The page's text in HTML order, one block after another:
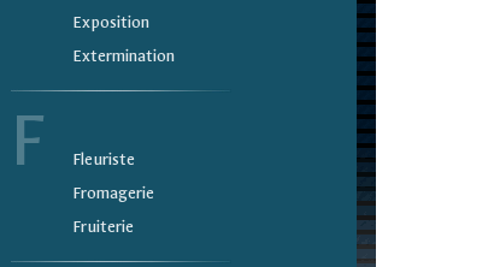
Exposition
Extermination
F
Fleuriste
Fromagerie
Fruiterie